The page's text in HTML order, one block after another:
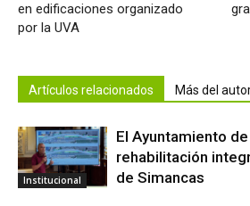
en edificaciones organizado
por la UVA
Artículos relacionados Más del
Institucional
El Ayuntamiento
rehabilitación
de Simancas